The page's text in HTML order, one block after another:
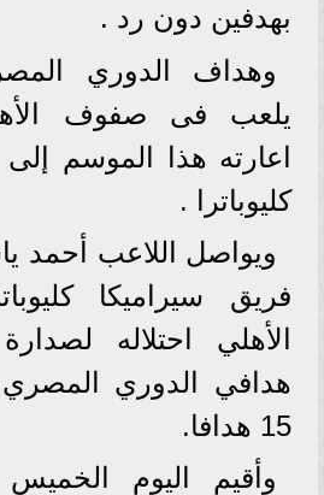
بهدفين دون رد .
وهداف الدوري
يلعب فى صفوف
اعارته هذا الموسم
كليوباترا .
ويواصل اللاعب أحمد
فريق سيراميكا
الأهلي احتلاله
هدافي الدوري المصري
15 هدافا.
وأقيم اليوم